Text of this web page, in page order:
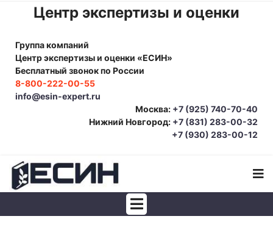
Центр экспертизы и оценки
Группа компаний
Центр экспертизы и оценки «ЕСИН»
Бесплатный звонок по России
8-800-222-00-55
info@esin-expert.ru
Москва: +7 (925) 740-70-40
Нижний Новгород: +7 (831) 283-00-32
+7 (930) 283-00-12